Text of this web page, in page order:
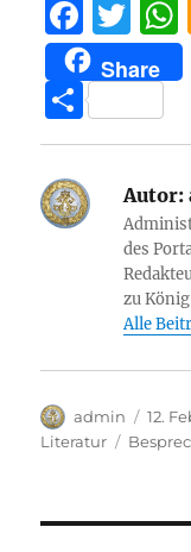
F
a
c
e
o
T
w
it
te
Share
T
ei
le
n
Autor:
des
zu
Alle
Autor
admin
am
12.
Literatur